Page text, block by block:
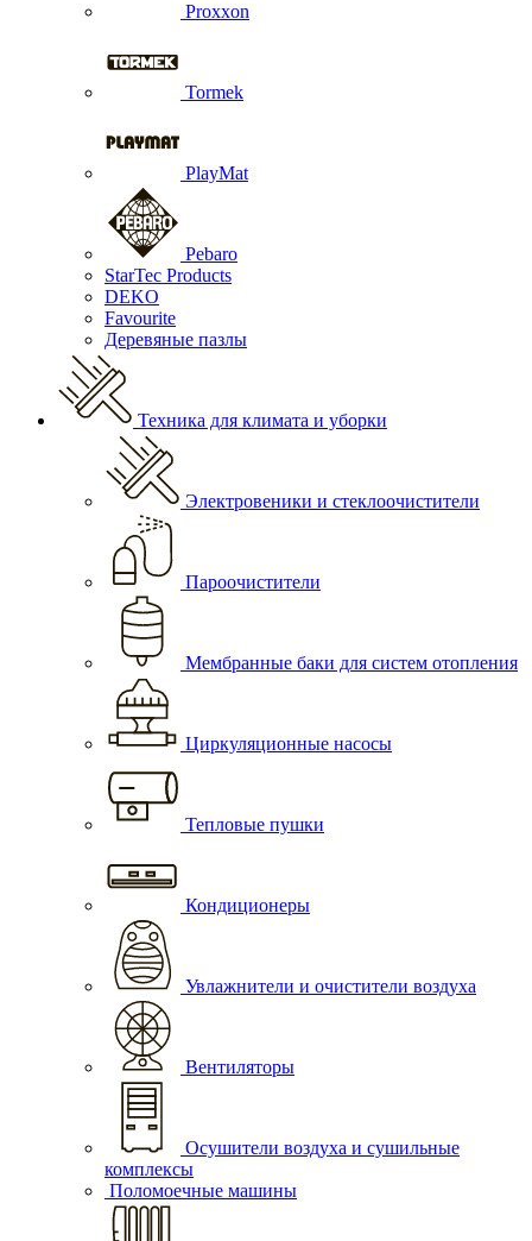
Proxxon
Tormek
PlayMat
Pebaro
StarTec Products
DEKO
Favourite
Деревяные пазлы
Техника для климата и уборки
Электровеники и стеклоочистители
Пароочистители
Мембранные баки для систем отопления
Циркуляционные насосы
Тепловые пушки
Кондиционеры
Увлажнители и очистители воздуха
Вентиляторы
Осушители воздуха и сушильные
комплексы
Поломоечные машины